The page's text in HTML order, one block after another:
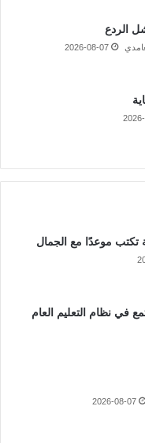
الردع
2026-08-07
تكتب موعدًا مع الجمال
في نظام التعليم العام
2026-08-07